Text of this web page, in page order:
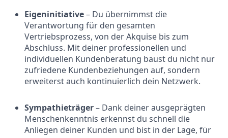
Eigeninitiative– Du übernimmst die
Verantwortung für den gesamten
Vertriebsprozess, von der Akquise bis zum
Abschluss. Mit deiner professionellen und
individuellen Kundenberatung baust du nicht nur
zufriedene Kundenbeziehungen auf, sondern
erweiterst auch kontinuierlich dein Netzwerk.
Sympathieträger– Dank deiner ausgeprägten
Menschenkenntnis erkennst du schnell die
Anliegen deiner Kunden und bist in der Lage, für